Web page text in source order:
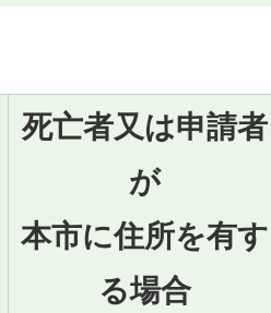
死亡者又は申請者
が
本市に住所を有す
る場合